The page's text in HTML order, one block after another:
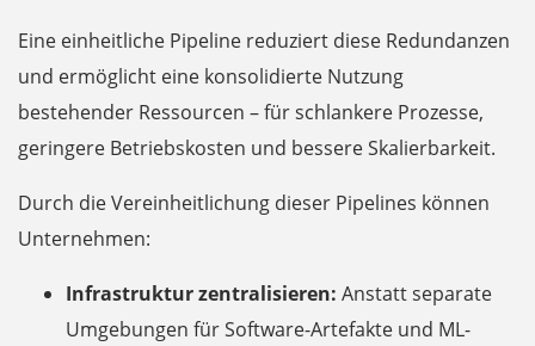
Eine einheitliche Pipeline reduziert diese Redundanzen
und ermöglicht eine konsolidierte Nutzung
bestehender Ressourcen – für schlankere Prozesse,
geringere Betriebskosten und bessere Skalierbarkeit.
Durch die Vereinheitlichung dieser Pipelines können
Unternehmen:
Infrastruktur zentralisieren: Anstatt separate
Umgebungen für Software-Artefakte und ML-